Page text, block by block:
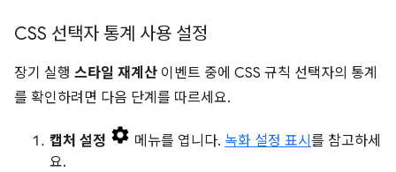
CSS 선택자 통계 사용 설정
장기 실행 스타일 재계산 이벤트 중에 CSS 규칙 선택자의 통계
를 확인하려면 다음 단계를 따르세요.
캡처 설정 메뉴를 엽니다. 녹화 설정 표시 를 참고하세
요.